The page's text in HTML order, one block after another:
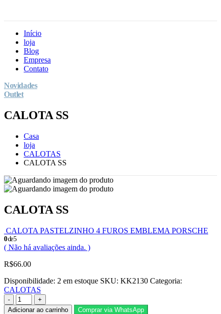
Início
loja
Blog
Empresa
Contato
Novidades
Outlet
CALOTA SS
Casa
loja
CALOTAS
CALOTA SS
CALOTA SS
CALOTA PASTELZINHO 4 FUROS EMBLEMA PORSCHE
0de 5
( Não há avaliações ainda. )
R$66.00
Disponibilidade: 2 em estoque SKU: KK2130 Categoria:
CALOTAS
-
+
Adicionar ao carrinho
Comprar via WhatsApp